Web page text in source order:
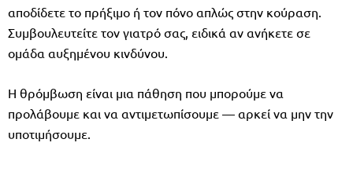
αποδίδετε το πρήξιμο ή τον πόνο απλώς στην κούραση.
Συμβουλευτείτε τον γιατρό σας, ειδικά αν ανήκετε σε
ομάδα αυξημένου κινδύνου.
Η θρόμβωση είναι μια πάθηση που μπορούμε να
προλάβουμε και να αντιμετωπίσουμε — αρκεί να μην την
υποτιμήσουμε.